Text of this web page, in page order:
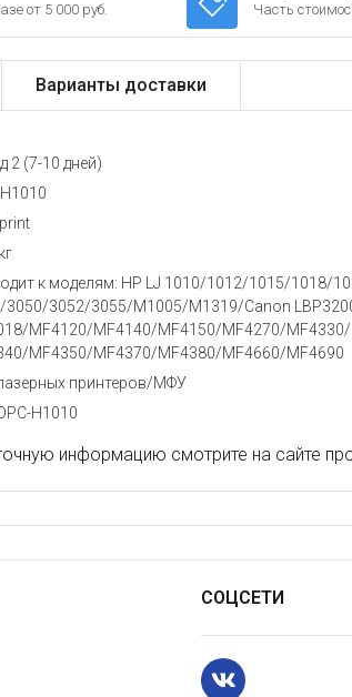
от 5 000 руб. Часть
Варианты доставки
2 (7-10 дней)
к моделям: HP LJ 1010/1012/1015/1018/
3050/3052/3055/M1005/M1319/Canon
MF4120/MF4140/MF4150/MF4270/MF4330/
MF4350/MF4370/MF4380/MF4660/MF4690
принтеров/МФУ
H1010
информацию смотрите на сайте
СОЦСЕТИ